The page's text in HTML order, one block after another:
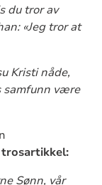
du tror av
«Jeg tror at
Kristi nåde,
samfunn være
Sønn, vår